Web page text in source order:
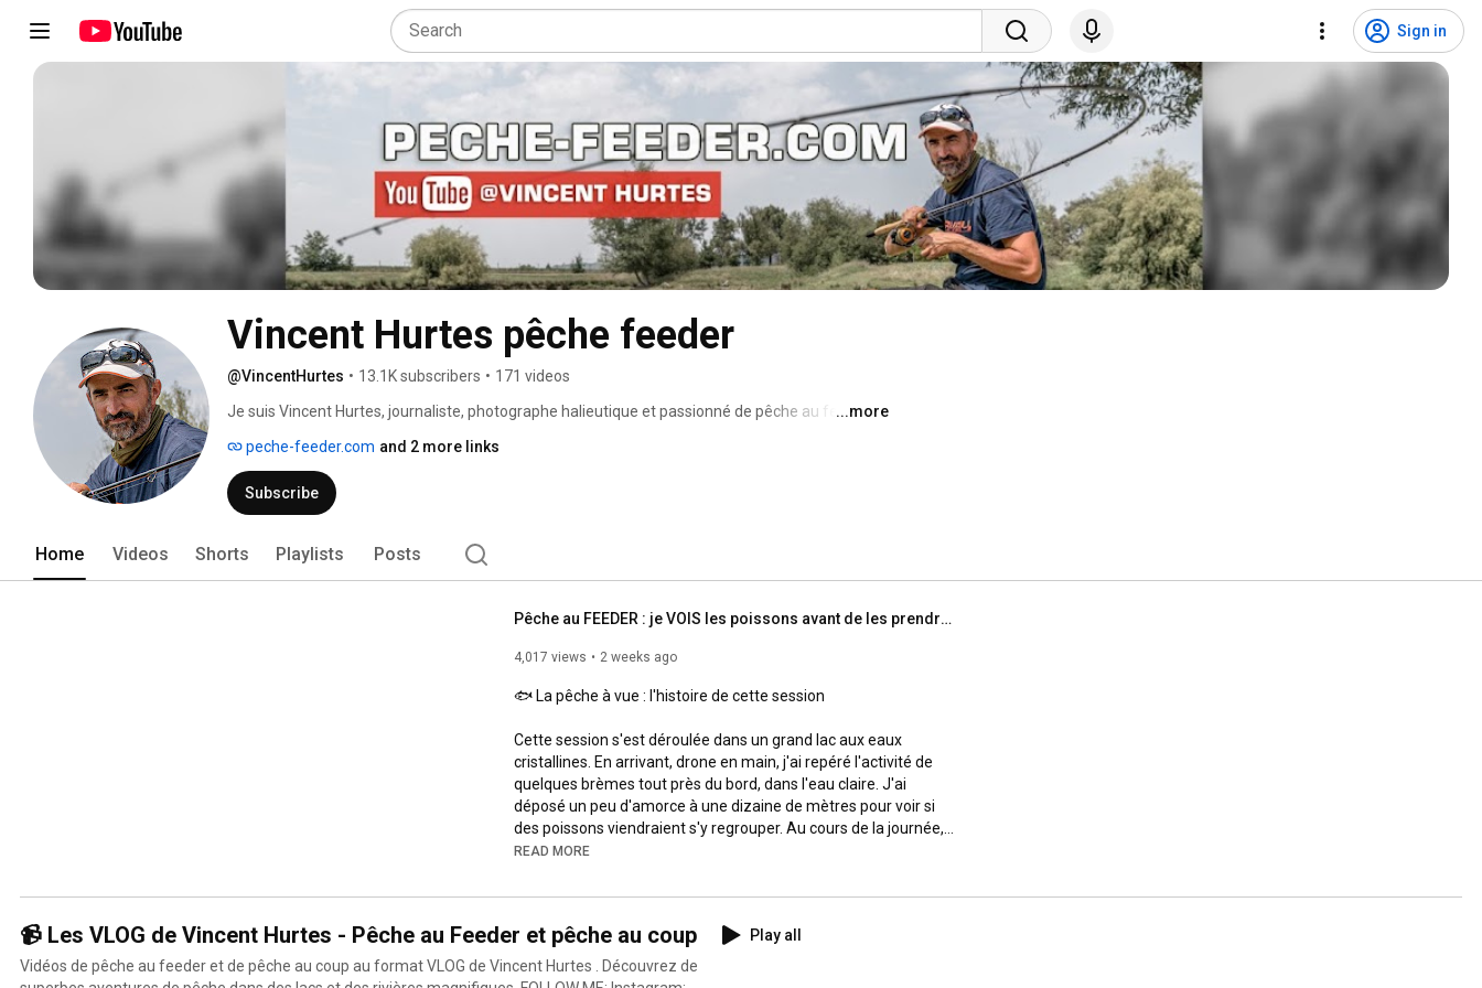
Sign in
Vincent Hurtes pêche feeder
@VincentHurtes • 13.1K subscribers • 171 videos
Je suis Vincent Hurtes, journaliste, photographe halieutique et passionné de pêche au feeder.
partage des articles, des conseils pratiques et des vidéos pour apprendre et découvrir ces
techniques.
...more
peche-feeder.com and 2 more links
Subscribe
Home Videos Shorts Playlists Posts
Pêche au FEEDER : je VOIS les poissons avant de les prendre (2 sur 2 !)
4,017 views 2 weeks ago
🐟 La pêche à vue : l'histoire de cette session
Cette session s'est déroulée dans un grand lac aux eaux
cristallines. En arrivant, drone en main, j'ai repéré l'activité de
quelques brèmes tout près du bord, dans l'eau claire. J'ai
déposé un peu d'amorce à une dizaine de mètres pour voir si
des poissons viendraient s'y regrouper. Au cours de la journée,
j'ai aperçu deux brèmes tourner sur ce coup — j'ai alors envoyé
bout de l'hameçon. Résultat : les deux brèmes aperçues ont été
démonstration de l'efficacité de la pêche au feeder sur un coup
amorcé.
Pêche au feeder : conseils, astuces et stratégie pour pêcher au
READ MORE
📹 Les VLOG de Vincent Hurtes - Pêche au Feeder et pêche au coup
Play all
Vidéos de pêche au feeder et de pêche au coup au format VLOG de Vincent Hurtes . Découvrez de